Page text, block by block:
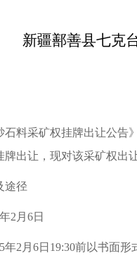
新疆鄯善县七克
石料采矿权挂牌出让公告》
牌出让， 现对该采矿权出
途径
年2 月 6日
5年2 月 6日 19:30前以书面形